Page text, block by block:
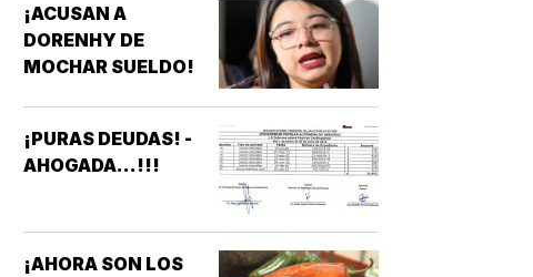
DE VERACRUZ
DENUNCIAN
APAGONES
AFECTAN
ELEVADORES,
APARATOS
ELÉCTRICOS
¡ACUSAN A
DORENHY DE
MOCHAR SUELDO!
¡PURAS DEUDAS! -
AHOGADA...!!!
¡AHORA SON LOS